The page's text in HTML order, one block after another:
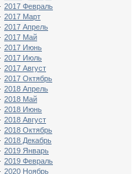
2017 Февраль
2017 Март
2017 Апрель
2017 Май
2017 Июнь
2017 Июль
2017 Август
2017 Октябрь
2018 Апрель
2018 Май
2018 Июнь
2018 Август
2018 Октябрь
2018 Декабрь
2019 Январь
2019 Февраль
2020 Ноябрь